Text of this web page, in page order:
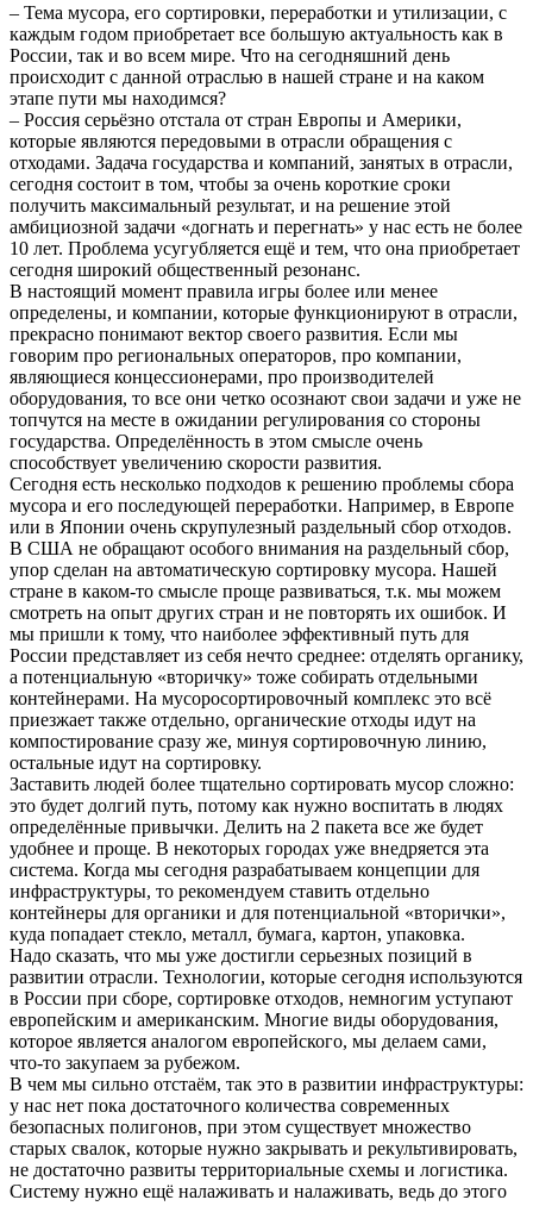
– Тема мусора, его сортировки, переработки и утилизации, с
каждым годом приобретает все большую актуальность как в
России, так и во всем мире. Что на сегодняшний день
происходит с данной отраслью в нашей стране и на каком
этапе пути мы находимся?
– Россия серьёзно отстала от стран Европы и Америки,
которые являются передовыми в отрасли обращения с
отходами. Задача государства и компаний, занятых в отрасли,
сегодня состоит в том, чтобы за очень короткие сроки
получить максимальный результат, и на решение этой
амбициозной задачи «догнать и перегнать» у нас есть не более
10 лет. Проблема усугубляется ещё и тем, что она приобретает
сегодня широкий общественный резонанс.
В настоящий момент правила игры более или менее
определены, и компании, которые функционируют в отрасли,
прекрасно понимают вектор своего развития. Если мы
говорим про региональных операторов, про компании,
являющиеся концессионерами, про производителей
оборудования, то все они четко осознают свои задачи и уже не
топчутся на месте в ожидании регулирования со стороны
государства. Определённость в этом смысле очень
способствует увеличению скорости развития.
Сегодня есть несколько подходов к решению проблемы сбора
мусора и его последующей переработки. Например, в Европе
или в Японии очень скрупулезный раздельный сбор отходов.
В США не обращают особого внимания на раздельный сбор,
упор сделан на автоматическую сортировку мусора. Нашей
стране в каком-то смысле проще развиваться, т.к. мы можем
смотреть на опыт других стран и не повторять их ошибок. И
мы пришли к тому, что наиболее эффективный путь для
России представляет из себя нечто среднее: отделять органику,
а потенциальную «вторичку» тоже собирать отдельными
контейнерами. На мусоросортировочный комплекс это всё
приезжает также отдельно, органические отходы идут на
компостирование сразу же, минуя сортировочную линию,
остальные идут на сортировку.
Заставить людей более тщательно сортировать мусор сложно:
это будет долгий путь, потому как нужно воспитать в людях
определённые привычки. Делить на 2 пакета все же будет
удобнее и проще. В некоторых городах уже внедряется эта
система. Когда мы сегодня разрабатываем концепции для
инфраструктуры, то рекомендуем ставить отдельно
контейнеры для органики и для потенциальной «вторички»,
куда попадает стекло, металл, бумага, картон, упаковка.
Надо сказать, что мы уже достигли серьезных позиций в
развитии отрасли. Технологии, которые сегодня используются
в России при сборе, сортировке отходов, немногим уступают
европейским и американским. Многие виды оборудования,
которое является аналогом европейского, мы делаем сами,
что-то закупаем за рубежом.
В чем мы сильно отстаём, так это в развитии инфраструктуры:
у нас нет пока достаточного количества современных
безопасных полигонов, при этом существует множество
старых свалок, которые нужно закрывать и рекультивировать,
не достаточно развиты территориальные схемы и логистика.
Систему нужно ещё налаживать и налаживать, ведь до этого